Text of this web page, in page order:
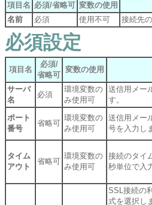
項目名 必須/省略可 変数の使用
名前
必須 使用不可 接続先
必須設定
項目名
必須/
省略可
変数の使用
サーバ
名
必須
環境変数の
み使用可
送信用メー
す。
ポート
番号
省略可
環境変数の
み使用可
送信用メー
号を入力し
タイム
アウト
省略可
環境変数の
み使用可
接続のタイ
秒単位で入
SSL接続の
式を選択し